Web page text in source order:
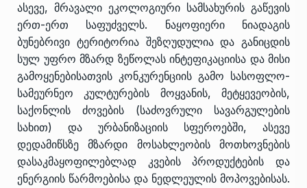
ასევე, მრავალი ეკოლოგიური სამსახურის გაწევის
ერთ-ერთ საფუძველს. ნაყოფიერი ნიადაგის
ბუნებრივი ტერიტორია შეზღუდულია და განიცდის
სულ უფრო მზარდ ზეწოლას ინტეფიკაციისა და მისი
გამოყენებისათვის კონკურენციის გამო სასოფლო-
სამეურნეო კულტურების მოყვანის, მეტყევეობის,
საქონლის ძოვების (საძოვრული სავარგულების
სახით) და ურბანიზაციის სფეროებში, ასევე
დედამიწსზე მზარდი მოსახლეობის მოთხოვნების
დასაკმაყოფილებლად კვების პროდუქტების და
ენერგიის წარმოებისა და ნედლეულის მოპოვებისას.